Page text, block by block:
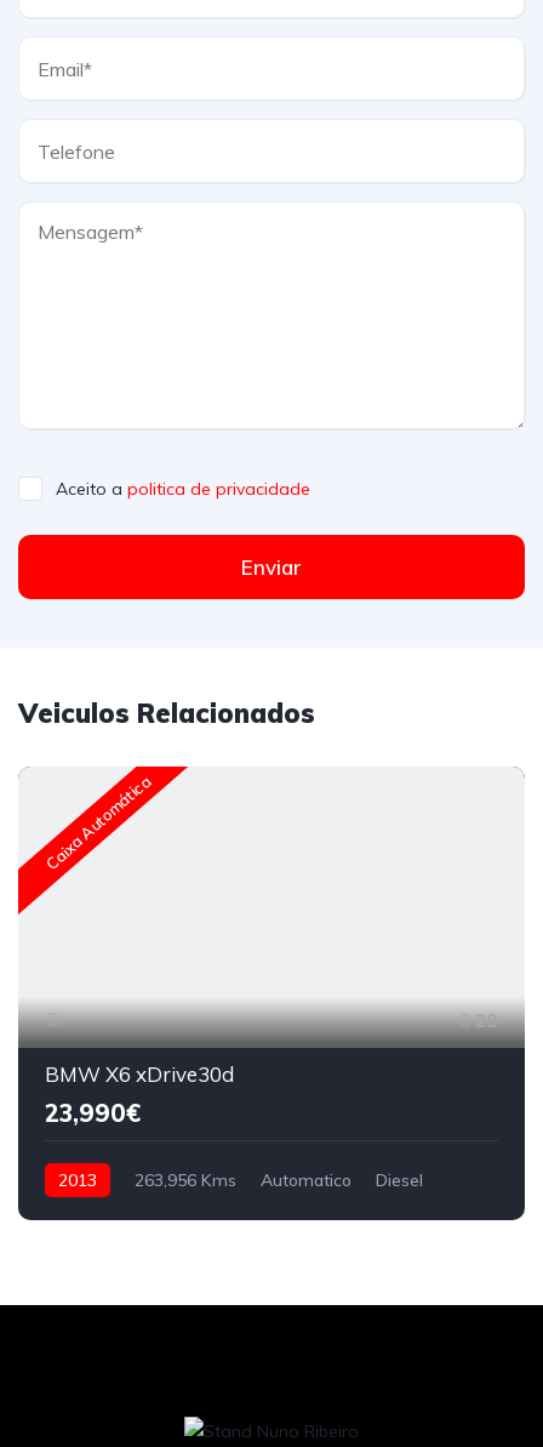
Aceito a politica de privacidade
Enviar
Veiculos Relacionados
Caixa Automática
29
BMW X6 xDrive30d
23,990€
2013 263,956 Kms Automatico Diesel